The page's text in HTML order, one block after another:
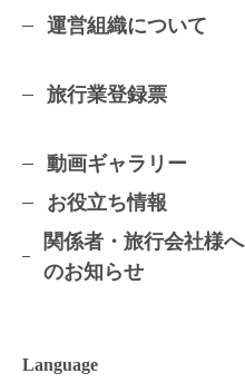
運営組織について
旅行業登録票
動画ギャラリー
お役立ち情報
関係者・旅行会社様へ
のお知らせ
Language